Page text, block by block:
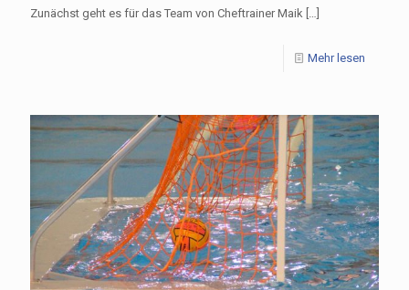
Zunächst geht es für das Team von Cheftrainer Maik […]
Mehr lesen